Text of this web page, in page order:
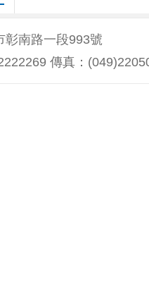
彰南路一段993號
傳真：